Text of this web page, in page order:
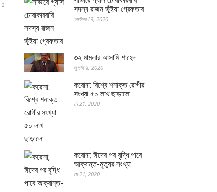
0
সদস্য রাজন ভূঁইয়া গ্রেফতার
অক্টোবর 19, 2020
৩২ মামলার আসামি শাহেদ
জুলাই 8, 2020
করোনা: বিশ্বে শনাক্ত রোগীর
সংখ্যা ৫০ লাখ ছাড়ালো
মে 21, 2020
করোনা; ঈদের পর বৃদ্ধি পাবে
আক্রান্ত-মৃত্যুর সংখ্যা
মে 21, 2020